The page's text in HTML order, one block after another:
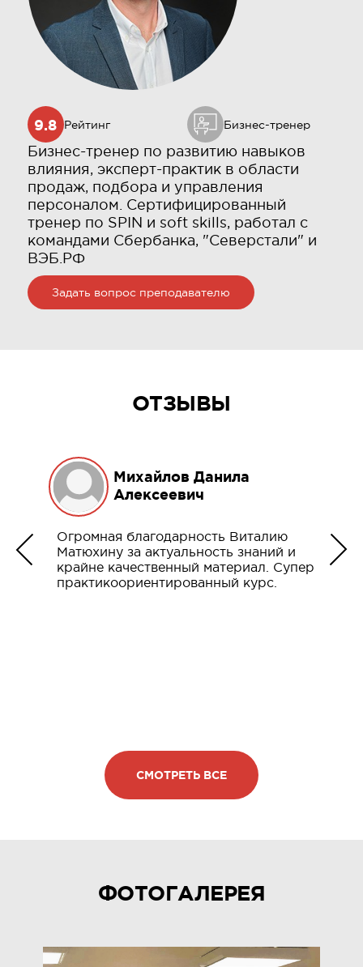
9.8 Рейтинг Бизнес-тренер
Бизнес-тренер по развитию навыков
влияния, эксперт-практик в области
продаж, подбора и управления
персоналом. Сертифицированный
тренер по SPIN и soft skills, работал с
командами Сбербанка, "Северстали" и
ВЭБ.РФ
Задать вопрос преподавателю
ОТЗЫВЫ
Михайлов Данила
Алексеевич
Огромная благодарность Виталию
Матюхину за актуальность знаний и
крайне качественный материал. Супер
практикоориентированный курс.
СМОТРЕТЬ ВСЕ
ФОТОГАЛЕРЕЯ